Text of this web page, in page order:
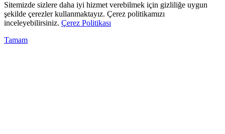
Sitemizde sizlere daha iyi hizmet verebilmek için gizliliğe uygun
şekilde çerezler kullanmaktayız. Çerez politikamızı
inceleyebilirsiniz. Çerez Politikası
Tamam